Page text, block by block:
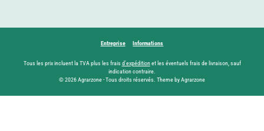
Entreprise Informations
Tous les prix incluent la TVA plus les frais d'expéditionet les éventuels frais de livraison, sauf
indication contraire.
© 2026 Agrarzone - Tous droits réservés. Theme by Agrarzone